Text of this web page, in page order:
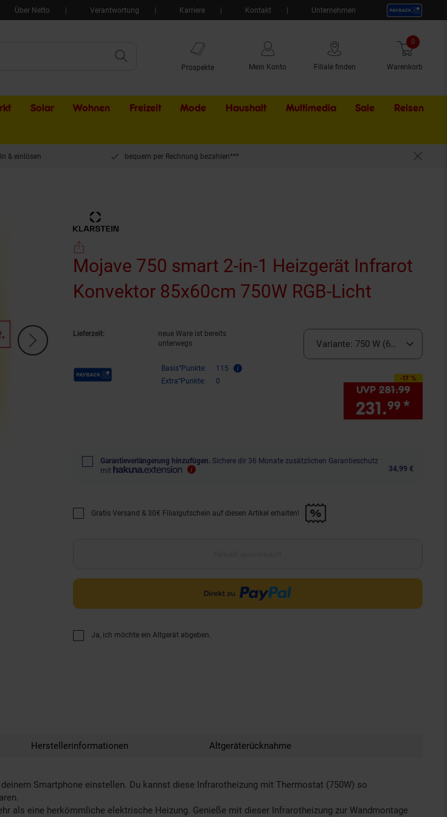
Über Netto Verantwortung Karriere Kontakt Unternehmen
Prospekte Mein Konto Filiale finden Warenkorb
0 Artikel
Solar Wohnen Freizeit Mode Haushalt Multimedia Sale Externer
Reisen
& einlösen bequem per Rechnung bezahlen***
Mojave 750 smart 2-in-1 Heizgerät Infrarot
Konvektor 85x60cm 750W RGB-Licht
Lieferzeit:
neue Ware ist bereits
unterwegs
Payback Punkte Basis°Punkte:
115
Extra°Punkte:
0
Variante: 750 W (60 x 85 cm)
-17 %
Sie Sparen 17 Prozent,
UVP281.99UVP :
231.99 *
Garantieverlängerung hinzufügen. Sichere dir 36 Monate zusätzlichen Garantieschutz
mit
34,99 €
Promotion "Gratis Versand &amp; 30€ Filialgutschein auf diesen Artikel erhalten!" anwenden
Gratis Versand & 30€ Filialgutschein auf diesen Artikel erhalten!
Ja, ich möchte ein Altgerät abgeben.
Herstellerinformationen Altgeräterücknahme
Smartphone einstellen. Du kannst diese Infrarotheizung mit Thermostat (750W) so
als eine herkömmliche elektrische Heizung. Genieße mit dieser Infrarotheizung zur Wandmontage